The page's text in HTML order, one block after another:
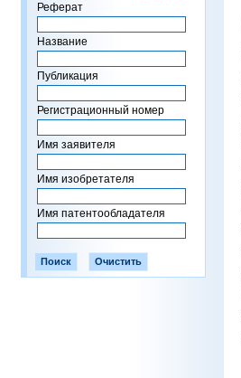
Реферат
Название
Публикация
Регистрационный номер
Имя заявителя
Имя изобретателя
Имя патентообладателя